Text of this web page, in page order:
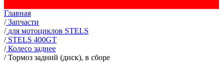
Главная
/ Запчасти
/ для мотоциклов STELS
/ STELS 400GT
/ Колесо заднее
/Тормоз задний (диск), в сборе